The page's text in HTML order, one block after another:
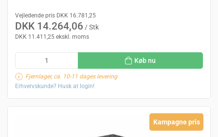
Vejledende pris DKK 16.781,25
DKK 14.264,06 / Stk
DKK 11.411,25 ekskl. moms
Køb nu
Fjernlager, ca. 10-11 dages levering
Erhvervskunde? Husk at login!
Kampagne pris